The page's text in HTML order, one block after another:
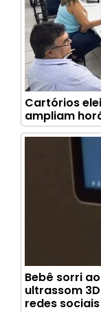
Cartórios
ampliam
Bebê sorri
ultrassom
redes sociais